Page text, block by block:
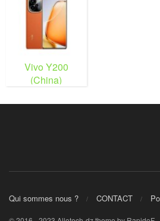
Vivo Y200
(China)
Qui sommes nous ? CONTACT